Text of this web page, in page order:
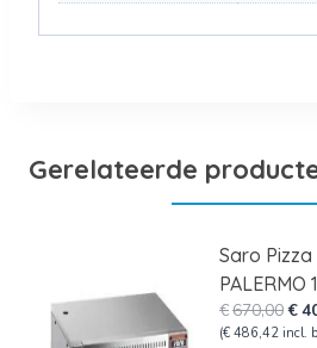
Gerelateerde
Saro
PALERMO 1
€670,00
prijs
€
(€ 486,42 incl.